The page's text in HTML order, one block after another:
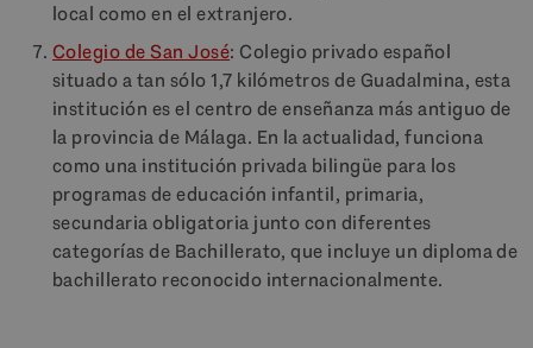
local como en el extranjero.
Colegio de San José: Colegio privado español
situado a tan sólo 1,7 kilómetros de Guadalmina, esta
institución es el centro de enseñanza más antiguo de
la provincia de Málaga. En la actualidad, funciona
como una institución privada bilingüe para los
programas de educación infantil, primaria,
secundaria obligatoria junto con diferentes
categorías de Bachillerato, que incluye un diploma de
bachillerato reconocido internacionalmente.